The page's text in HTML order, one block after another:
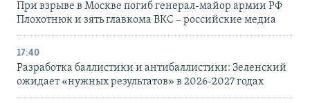
При взрыве в Москве погиб генерал-майор армии РФ
Плохотнюк и зять главкома ВКС – российские медиа
17:40
Разработка баллистики и антибаллистики: Зеленский
ожидает «нужных результатов» в 2026-2027 годах